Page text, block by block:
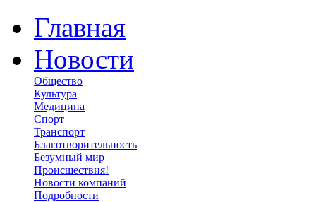
Главная
Новости
Общество
Культура
Медицина
Спорт
Транспорт
Благотворительность
Безумный мир
Происшествия!
Новости компаний
Подробности